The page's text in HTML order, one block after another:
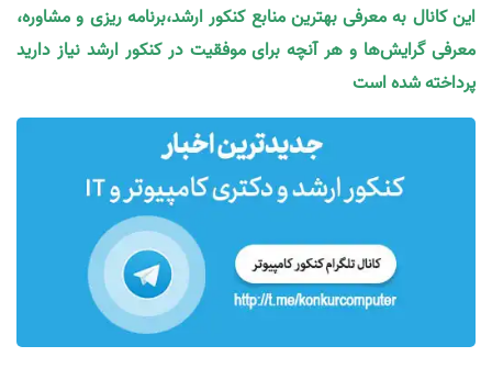
این کانال به معرفی بهترین منابع کنکور ارشد،برنامه ریزی و مشاوره،
معرفی گرایش‌ها و هر آنچه برای موفقیت در کنکور ارشد نیاز دارید
پرداخته شده است